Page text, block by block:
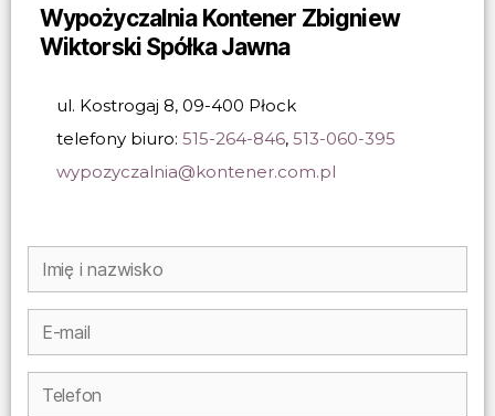
Wypożyczalnia Kontener Zbigniew
Wiktorski Spółka Jawna
ul. Kostrogaj 8, 09-400 Płock
telefony biuro: 515-264-846, 513-060-395
wypozyczalnia@kontener.com.pl